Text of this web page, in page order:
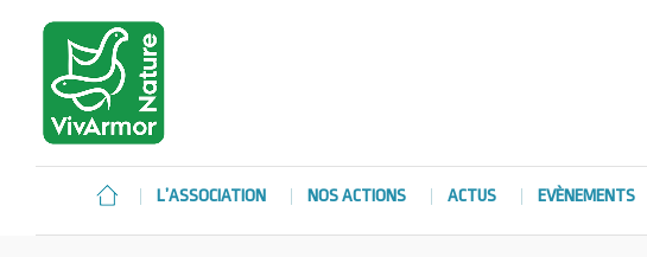
L’ASSOCIATION NOS ACTIONS ACTUS EVÈNEMENTS